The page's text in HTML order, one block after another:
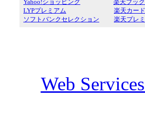
Yahoo!ショッピング
LYPプレミアム
ソフトバンクセレクション
楽天ブッ
楽天カード
楽天プレ
Web